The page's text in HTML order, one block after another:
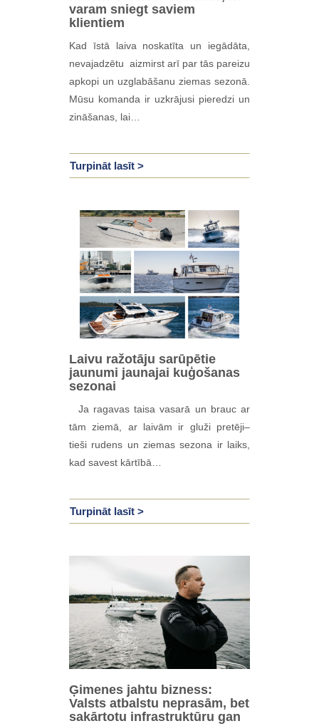
varam sniegt saviem
klientiem
Kad īstā laiva noskatīta un iegādāta,
nevajadzētu aizmirst arī par tās pareizu
apkopi un uzglabāšanu ziemas sezonā.
Mūsu komanda ir uzkrājusi pieredzi un
zināšanas, lai…
Turpināt lasīt >
Laivu ražotāju sarūpētie
jaunumi jaunajai kuģošanas
sezonai
Ja ragavas taisa vasarā un brauc ar
tām ziemā, ar laivām ir gluži pretēji–
tieši rudens un ziemas sezona ir laiks,
kad savest kārtībā…
Turpināt lasīt >
Ģimenes jahtu bizness:
Valsts atbalstu neprasām, bet
sakārtotu infrastruktūru gan